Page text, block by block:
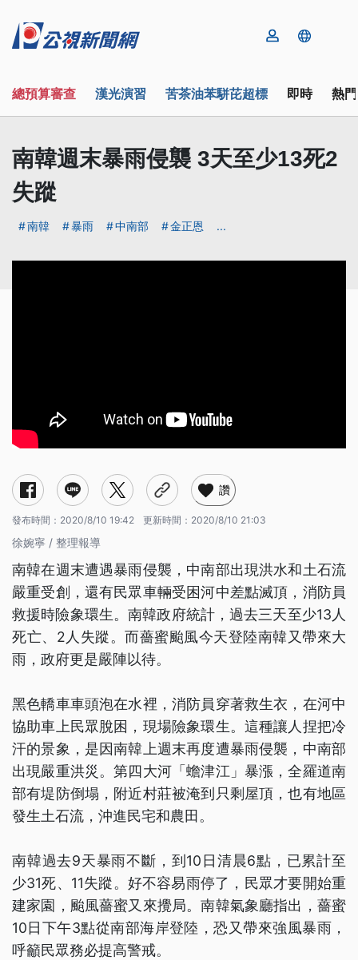
總預算審查 漢光演習 苦茶油苯駢芘超標 即時 熱
南韓週末暴雨侵襲 3天至少13死2
失蹤
南韓 暴雨 中南部 金正恩 ...
讚
發布時間： 2020/8/10 19:42 更新時間： 2020/8/10 21:03
徐婉寧 / 整理報導
南韓在週末遭遇暴雨侵襲，中南部出現洪水和土石流
嚴重受創，還有民眾車輛受困河中差點滅頂，消防員
救援時險象環生。南韓政府統計，過去三天至少13人
死亡、2人失蹤。而薔蜜颱風今天登陸南韓又帶來大
雨，政府更是嚴陣以待。
黑色轎車車頭泡在水裡，消防員穿著救生衣，在河中
協助車上民眾脫困，現場險象環生。這種讓人捏把冷
汗的景象，是因南韓上週末再度遭暴雨侵襲，中南部
出現嚴重洪災。第四大河「蟾津江」暴漲，全羅道南
部有堤防倒塌，附近村莊被淹到只剩屋頂，也有地區
發生土石流，沖進民宅和農田。
南韓過去9天暴雨不斷，到10日清晨6點，已累計至
少31死、11失蹤。好不容易雨停了，民眾才要開始重
建家園，颱風薔蜜又來攪局。南韓氣象廳指出，薔蜜
10日下午3點從南部海岸登陸，恐又帶來強風暴雨，
呼籲民眾務必提高警戒。